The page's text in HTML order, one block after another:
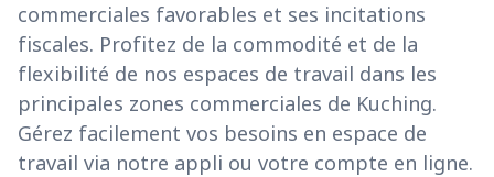
commerciales favorables et ses incitations
fiscales. Profitez de la commodité et de la
flexibilité de nos espaces de travail dans les
principales zones commerciales de Kuching.
Gérez facilement vos besoins en espace de
travail via notre appli ou votre compte en ligne.